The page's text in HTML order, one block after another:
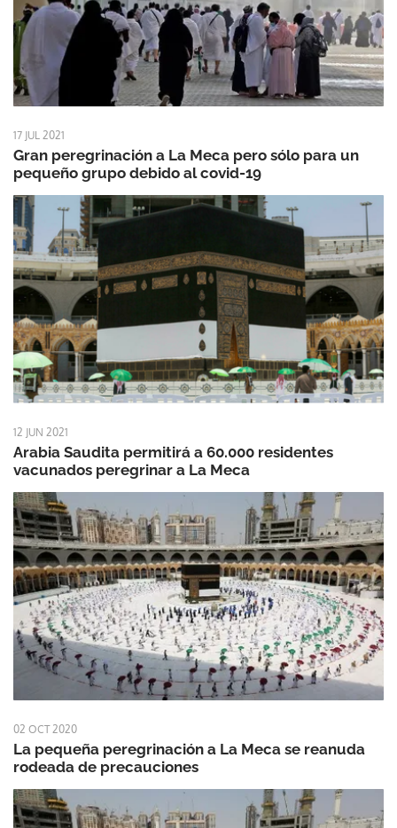
17 JUL 2021
Gran peregrinación a La Meca pero sólo para un
pequeño grupo debido al covid-19
12 JUN 2021
Arabia Saudita permitirá a 60.000 residentes
vacunados peregrinar a La Meca
02 OCT 2020
La pequeña peregrinación a La Meca se reanuda
rodeada de precauciones